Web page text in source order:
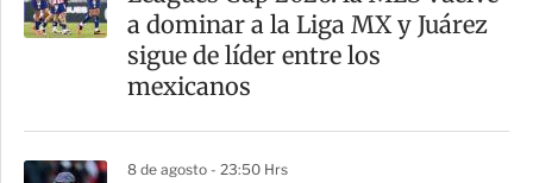
a dominar a la Liga MX y Juárez
sigue de líder entre los
mexicanos
8 de agosto - 23:50 Hrs